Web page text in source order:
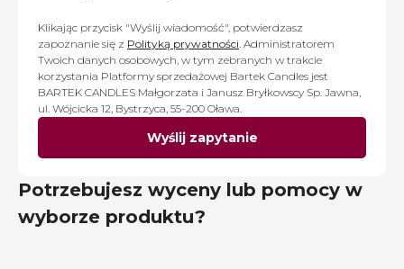
Klikając przycisk "Wyślij wiadomość", potwierdzasz
zapoznanie się z Polityką prywatności . Administratorem
Twoich danych osobowych, w tym zebranych w trakcie
korzystania Platformy sprzedażowej Bartek Candles jest
BARTEK CANDLES Małgorzata i Janusz Bryłkowscy Sp. Jawna,
ul. Wójcicka 12, Bystrzyca, 55-200 Oława.
Wyślij zapytanie
Potrzebujesz wyceny lub pomocy w
wyborze produktu?